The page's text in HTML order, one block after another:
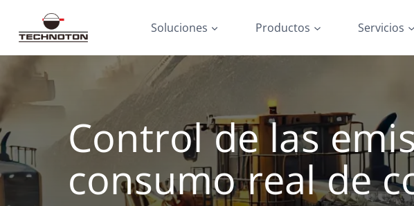
contenido
Soluciones Productos Servicios
Control de las
consumo real de